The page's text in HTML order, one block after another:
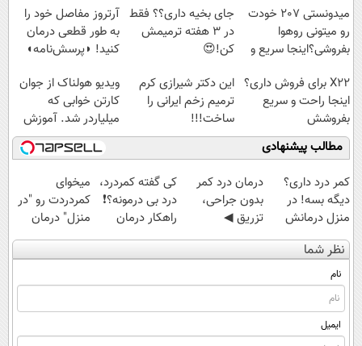
پرداخت قسطی
میدونستی 207 خودت
رو میتونی روهوا
بفروشی؟اینجا سریع و
جای بخیه داری؟؟ فقط
در 3 هفته ترمیمش
کن!😍
آرتروز مفاصل خود را
به طور قطعی درمان
کنید! ◗پرسش‌نامه◖
X22 برای فروش داری؟
اینجا راحت و سریع
بفروشش
این دکتر شیرازی کرم
ترمیم زخم ایرانی را
ساخت!!!
ویدیو هولناک از جوان
کارتن خوابی که
میلیاردر شد. آموزش
رایگان
مطالب پیشنهادی
کمر درد داری؟
دیگه بسه! در
منزل درمانش
کن
(◀پرسش‌نامه)
درمان درد کمر
بدون جراحی،
تزریق ◀
پرسش‌نامه رو پر
کن ▶
کی گفته کمردرد،
درد بی درمونه؟❗
راهکار درمان
+پرسشنامه
میخوای
کمردردت رو "در
منزل" درمان
کنی؟ (◂فیلم +
◂پرسش‌نامه)
نظر شما
نام
ایمیل